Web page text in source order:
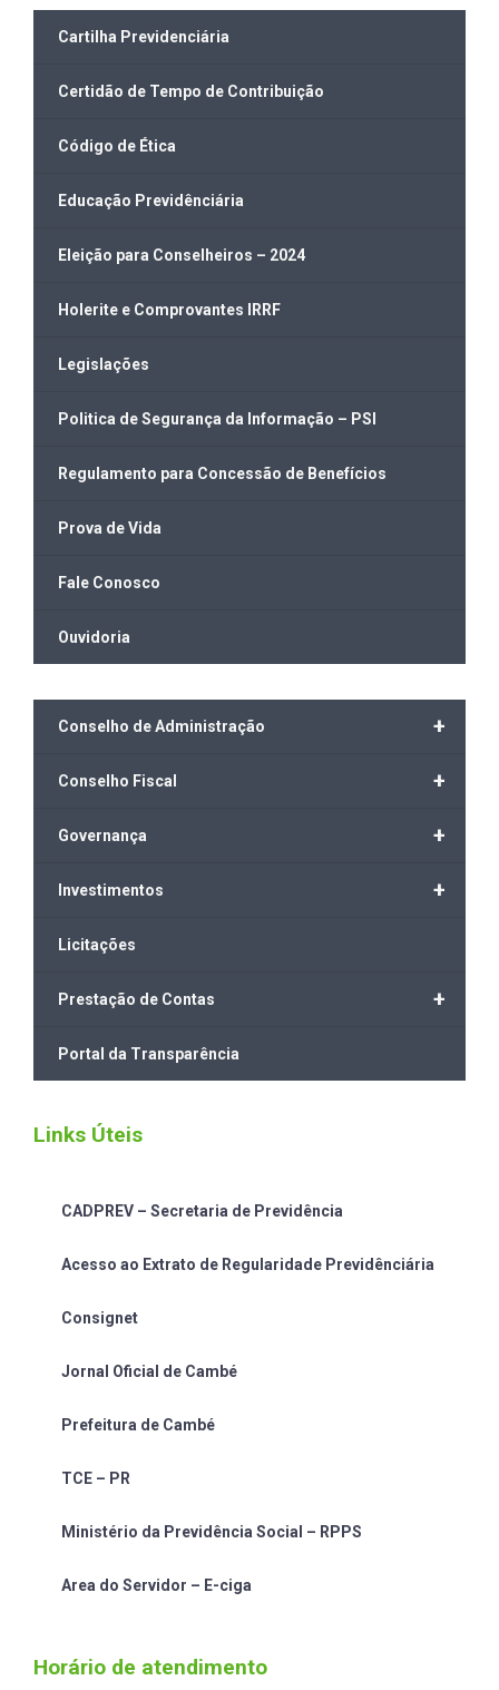
Cartilha Previdenciária
Certidão de Tempo de Contribuição
Código de Ética
Educação Previdênciária
Eleição para Conselheiros – 2024
Holerite e Comprovantes IRRF
Legislações
Politica de Segurança da Informação – PSI
Regulamento para Concessão de Benefícios
Prova de Vida
Fale Conosco
Ouvidoria
+
Conselho de Administração
+
Conselho Fiscal
+
Governança
+
Investimentos
Licitações
+
Prestação de Contas
Portal da Transparência
Links Úteis
CADPREV – Secretaria de Previdência
Acesso ao Extrato de Regularidade Previdênciária
Consignet
Jornal Oficial de Cambé
Prefeitura de Cambé
TCE – PR
Ministério da Previdência Social – RPPS
Area do Servidor – E-ciga
Horário de atendimento